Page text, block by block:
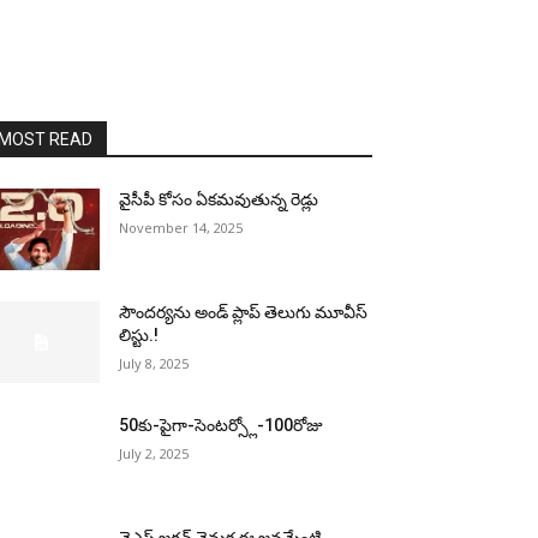
READ
వైసీపీ కోసం ఏక‌మ‌వుతున్న రెడ్లు
November 14, 2025
సౌందర్యను అండ్‌ ప్లాప్‌ తెలుగు మూవీస్‌
లిస్టు.!
July 8, 2025
50కు-పైగా-సెంటర్స్లో-100రోజు
July 2, 2025